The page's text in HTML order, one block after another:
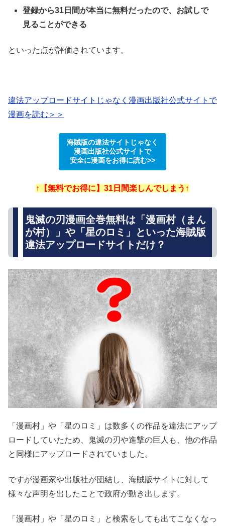
登録から31日間が本当に無料だったので、お試しで
見ることができる
といった点が評価されています。
違法アップロードサイトじゃなく漫画出版社公式サイトで
漫画を読む＞＞
海賊版の違法サイトじゃなく
漫画出版社公式サイトで
安全に漫画をお得に読む>>
↑【無料でお得に】31日間楽しんでしまう↑
鬼滅の刃漫画全巻無料は「漫画村（まん
が村）」や「星のロミ」といった海賊版
違法アップロードサイトだけ？
「漫画村」や「星のロミ」は数多くの作品を違法にアップ
ロードしていたため、鬼滅の刃や進撃の巨人も、他の作品
と同様にアップロードされていました。
ですが漫画家や出版社が団結し、海賊版サイトに対して
様々な声明を出したことで政府が動き出します。
「漫画村」や「星のロミ」と検索をしても出てこなくなっ